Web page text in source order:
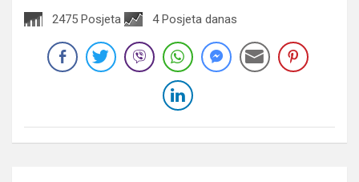
2475 Posjeta 4 Posjeta danas